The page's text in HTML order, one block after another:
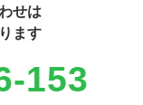
せは
ます
153